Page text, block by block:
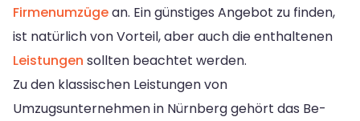
Firmenumzügean. Ein günstiges Angebot zu finden,
ist natürlich von Vorteil, aber auch die enthaltenen
Leistungen sollten beachtet werden.
Zu den klassischen Leistungen von
Umzugsunternehmen in Nürnberg gehört das Be-